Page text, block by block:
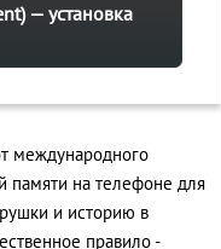
— установка
международного
памяти на телефоне для
и историю в
правило -